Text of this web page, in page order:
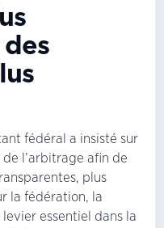
fédéral a insisté sur
l’arbitrage afin de
plus
la fédération, la
essentiel dans la